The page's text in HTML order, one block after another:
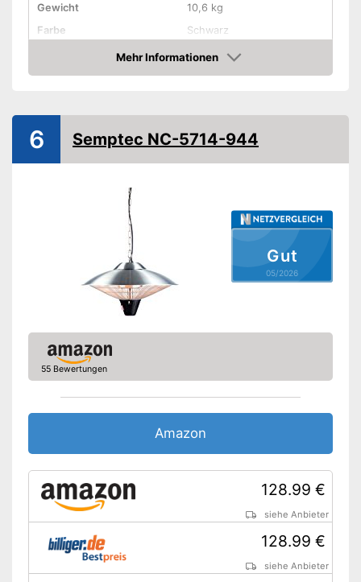
Gewicht
10,6 kg
Farbe
Schwarz
Material Gehäuse
Produkteigenschaften
Fernbedienung
Steuerung per App
Steuerung per Taster
Anzahl Heizstufen
Sleep-Timer
Display
Amazon Lieferzeit
siehe Anbieter
Mehr Informationen
Amazon
Gut
05/2026
6 Semptec NC-5714-944
55 Bewertungen
Amazon
128.99 €
siehe Anbieter
128.99 €
siehe Anbieter